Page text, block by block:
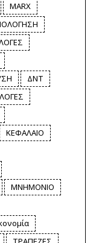
MARX
ΔΝΤ
ΚΕΦΑΛΑΙΟ
ΜΝΗΜΟΝΙΟ